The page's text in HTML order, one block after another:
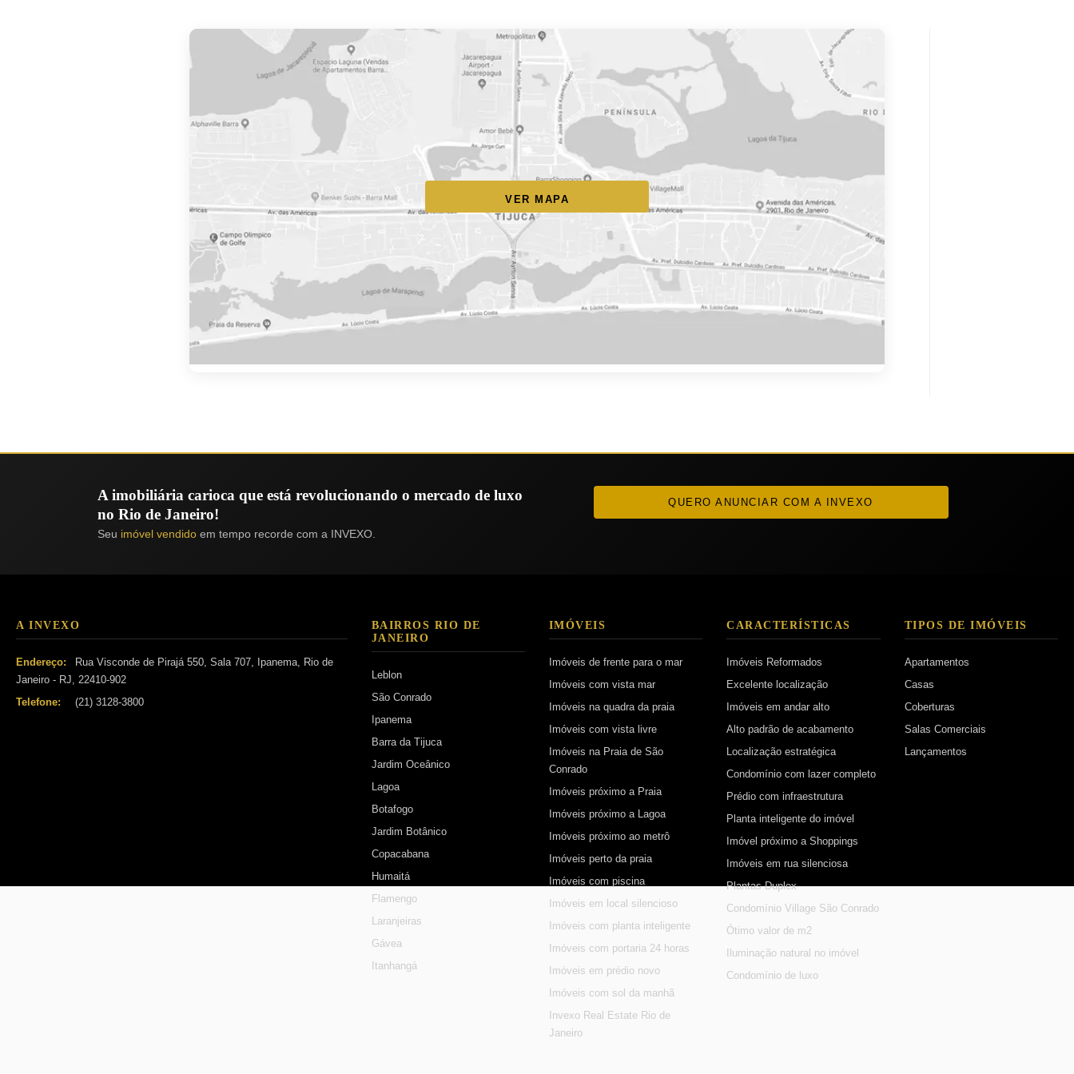
VER MAPA
A imobiliária carioca que está revolucionando o mercado de luxo
no Rio de Janeiro!
Seu imóvel vendido em tempo recorde com a INVEXO.
QUERO ANUNCIAR COM A INVEXO
A INVEXO
Endereço:
Rua Visconde de Pirajá 550, Sala 707, Ipanema, Rio de
Janeiro - RJ, 22410-902
Telefone:
(21) 3128-3800
BAIRROS RIO DE
JANEIRO
Leblon
São Conrado
Ipanema
Barra da Tijuca
Jardim Oceânico
Lagoa
Botafogo
Jardim Botânico
Copacabana
Humaitá
Flamengo
Laranjeiras
Gávea
Itanhangá
IMÓVEIS
Imóveis de frente para o mar
Imóveis com vista mar
Imóveis na quadra da praia
Imóveis com vista livre
Imóveis na Praia de São
Conrado
Imóveis próximo a Praia
Imóveis próximo a Lagoa
Imóveis próximo ao metrô
Imóveis perto da praia
Imóveis com piscina
Imóveis em local silencioso
Imóveis com planta inteligente
Imóveis com portaria 24 horas
Imóveis em prédio novo
Imóveis com sol da manhã
Invexo Real Estate Rio de
Janeiro
CARACTERÍSTICAS
Imóveis Reformados
Excelente localização
Imóveis em andar alto
Alto padrão de acabamento
Localização estratégica
Condomínio com lazer completo
Prédio com infraestrutura
Planta inteligente do imóvel
Imóvel próximo a Shoppings
Imóveis em rua silenciosa
Plantas Duplex
Condomínio Village São Conrado
Ótimo valor de m2
Iluminação natural no imóvel
Condomínio de luxo
TIPOS DE IMÓVEIS
Apartamentos
Casas
Coberturas
Salas Comerciais
Lançamentos